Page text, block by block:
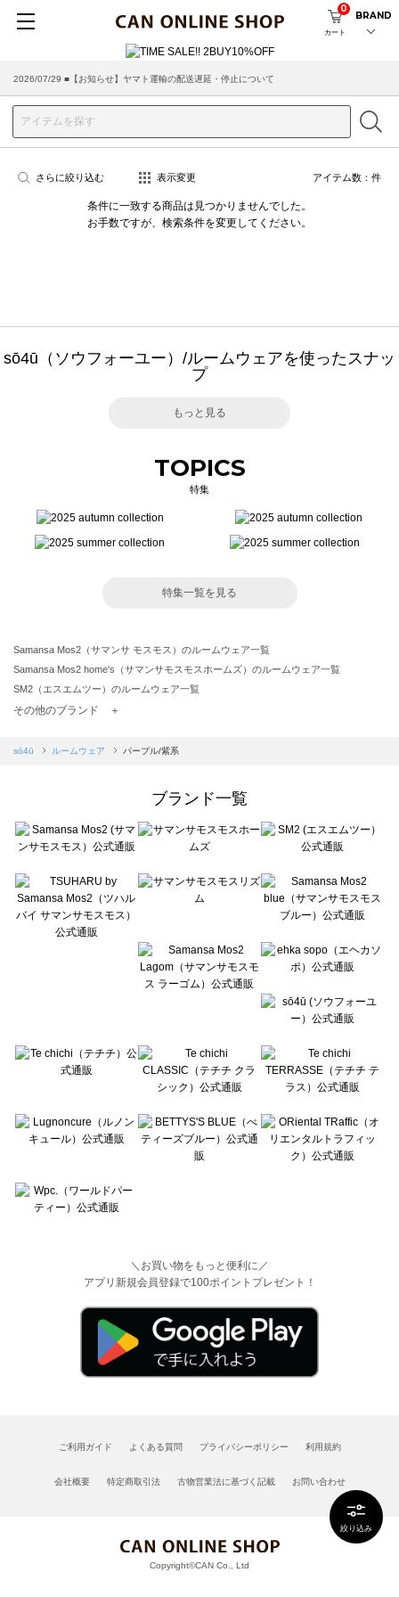
カート
0
BRAND
2026/07/29 ■【お知らせ】ヤマト運輸の配送遅延・停止について
2026/03/18 ■店舗受け取りサービスのご案内
絞り込み
さらに絞り込む 表示変更 アイテム数： 件
条件に一致する商品は見つかりませんでした。
お手数ですが、検索条件を変更してください。
sō4ū（ソウフォーユー）/ルームウェアを使ったスナッ
プ
もっと見る
TOPICS
特集
特集一覧を見る
Samansa Mos2（サマンサ モスモス）のルームウェア一覧
Samansa Mos2 home's（サマンサモスモスホームズ）のルームウェア一覧
SM2（エスエムツー）のルームウェア一覧
TSUHARU by Samansa Mos2（ツハルバイサマンサモスモス）のルームウェア一覧
Samansa Mos2 blue（サマンサモスモス ブルー）のルームウェア一覧
sō4ū（ソウフォーユー）のルームウェア一覧
Te chichi（テチチ）のルームウェア一覧
Te chichi CLASSIC（テチチ クラシック）のルームウェア一覧
Lugnoncure（ルノンキュール）のルームウェア一覧
BETTY'S BLUE（べティーズブルー）のルームウェア一覧
Wpc.（ワールドパーティー）のルームウェア一覧
その他のブランド ＋
sō4ū ルームウェア パープル/紫系
ブランド一覧
＼お買い物をもっと便利に／
アプリ新規会員登録で100ポイントプレゼント！
ご利用ガイド よくある質問 プライバシーポリシー 利用規約
会社概要 特定商取引法 古物営業法に基づく記載 お問い合わせ
Copyright©CAN Co., Ltd